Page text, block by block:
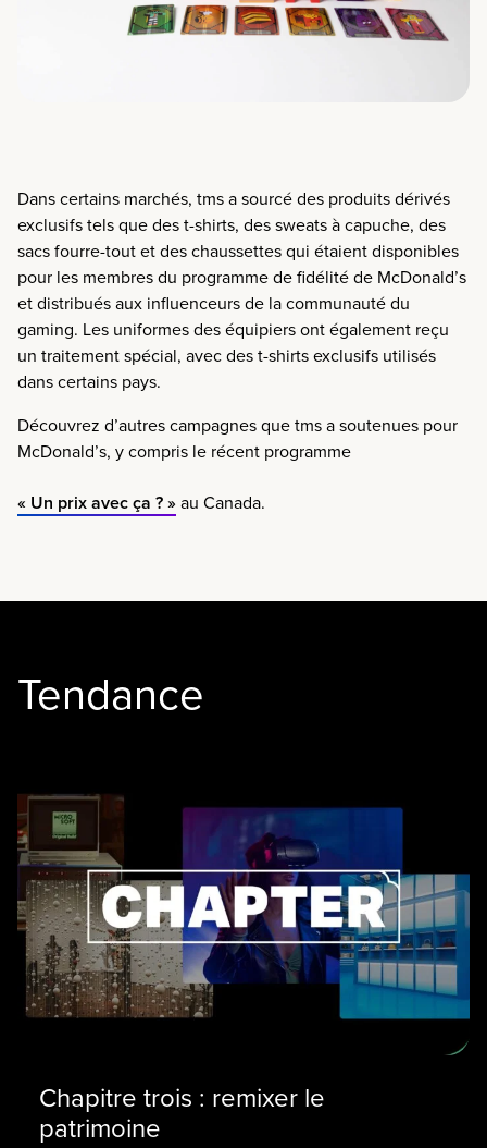
Dans certains marchés, tms a sourcé des produits dérivés
exclusifs tels que des t-shirts, des sweats à capuche, des
sacs fourre-tout et des chaussettes qui étaient disponibles
pour les membres du programme de fidélité de McDonald’s
et distribués aux influenceurs de la communauté du
gaming. Les uniformes des équipiers ont également reçu
un traitement spécial, avec des t-shirts exclusifs utilisés
dans certains pays.
Découvrez d’autres campagnes que tms a soutenues pour
McDonald’s, y compris le récent programme
« Un prix avec ça ? »au Canada.
Tendance
Chapitre trois : remixer le
patrimoine